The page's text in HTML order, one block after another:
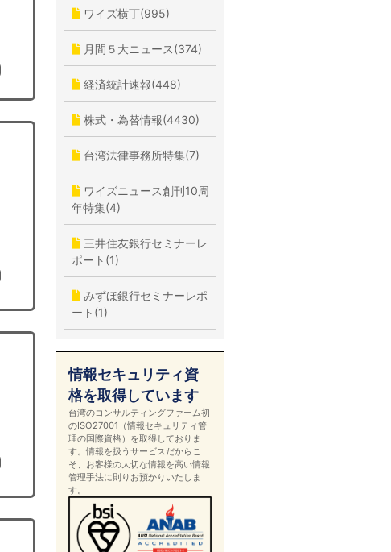
ワイズ横丁(995)
月間５大ニュース(374)
経済統計速報(448)
株式・為替情報(4430)
台湾法律事務所特集(7)
ワイズニュース創刊10周
年特集(4)
三井住友銀行セミナーレ
ポート(1)
みずほ銀行セミナーレポ
ート(1)
情報セキュリティ資
格を取得しています
台湾のコンサルティングファーム初
のISO27001（情報セキュリティ管
理の国際資格）を取得しておりま
す。情報を扱うサービスだからこ
そ、お客様の大切な情報を高い情報
管理手法に則りお預かりいたしま
す。